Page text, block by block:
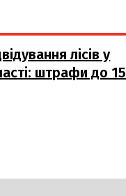
лісів у
штрафи до 15